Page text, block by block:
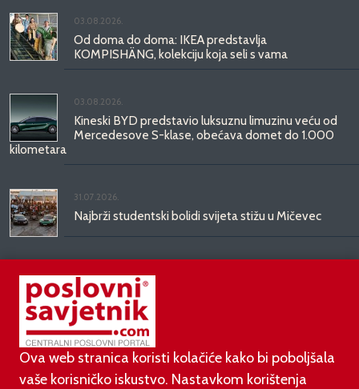
03.08.2026.
Od doma do doma: IKEA predstavlja
KOMPISHÄNG, kolekciju koja seli s vama
03.08.2026.
Kineski BYD predstavio luksuznu limuzinu veću od
Mercedesove S-klase, obećava domet do 1.000
kilometara
31.07.2026.
Najbrži studentski bolidi svijeta stižu u Mičevec
Divote Cosmetics predstavlja Hince: novo poglavlje
korejske ljepote stiže u Hrvatsku
Ova web stranica koristi kolačiće kako bi poboljšala
vaše korisničko iskustvo. Nastavkom korištenja